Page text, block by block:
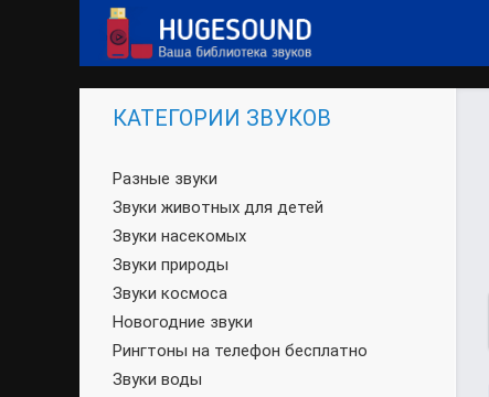
КАТЕГОРИИ ЗВУКОВ
Разные звуки
Звуки животных для детей
Звуки насекомых
Звуки природы
Звуки космоса
Новогодние звуки
Рингтоны на телефон бесплатно
Звуки воды